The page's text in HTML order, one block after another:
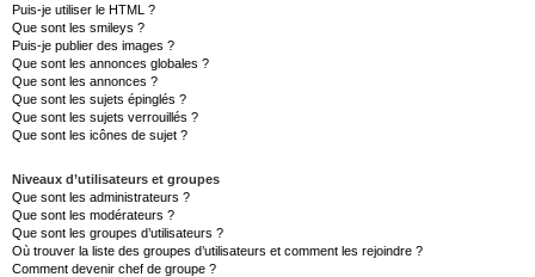
Puis-je utiliser le HTML ?
Que sont les smileys ?
Puis-je publier des images ?
Que sont les annonces globales ?
Que sont les annonces ?
Que sont les sujets épinglés ?
Que sont les sujets verrouillés ?
Que sont les icônes de sujet ?
Niveaux d’utilisateurs et groupes
Que sont les administrateurs ?
Que sont les modérateurs ?
Que sont les groupes d’utilisateurs ?
Où trouver la liste des groupes d’utilisateurs et comment les rejoindre ?
Comment devenir chef de groupe ?